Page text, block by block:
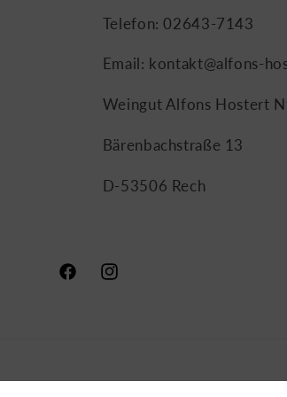
Telefon: 02643-7143
Email: kontakt@alfons-
Weingut Alfons Hostert
Bärenbachstraße 13
D-53506 Rech
FacebookInstagram